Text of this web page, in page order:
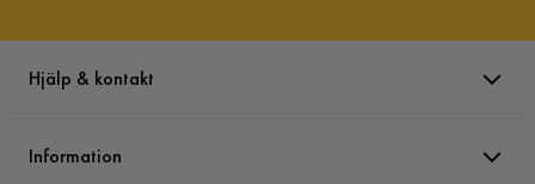
Hjälp & kontakt
Information